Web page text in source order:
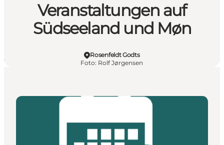
Veranstaltungen auf
Südseeland und Møn
Rosenfeldt Godts
Foto: Rolf Jørgensen